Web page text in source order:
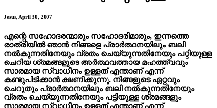
Jesus, April 30, 2007
എന്റെ സഹോദരന്മാരും സഹോദരിമാരും, ഇന്നത്തെ
രാത്രിയിൽ ഞാൻ നിങ്ങളെ പ്രാർത്ഥനയിലും ബലി
നൽകുന്നതിനേയും വ്രതം ചെയ്യുന്നതിനേയും പറ്റിയുള്ള
ചെറിയ ശ്രമങ്ങളുടെ അർത്ഥവത്തായ മഹത്ത്വവും
സാരമായ സ്വാധീനം ഉള്ളത് എന്താണ് എന്ന്
കണ്ടുപിടിക്കാൻ ക്ഷണിക്കുന്നു. നിങ്ങളുടെ ഏറ്റവും
ചെറുതും പ്രാർത്ഥനയിലും ബലി നൽകുന്നതിനേയും
വ്രതം ചെയ്യുന്നതിനേയും പട്ടിയുള്ള ശ്രമങ്ങളും
സാരമായ സ്വാധീനം ഉള്ളത് എന്താണ് എന്ന്